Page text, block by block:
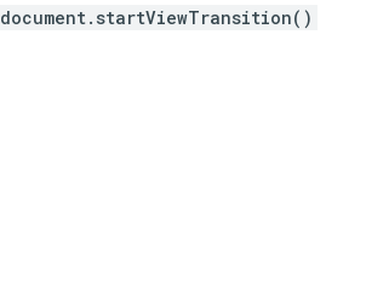
document.startViewTransition()